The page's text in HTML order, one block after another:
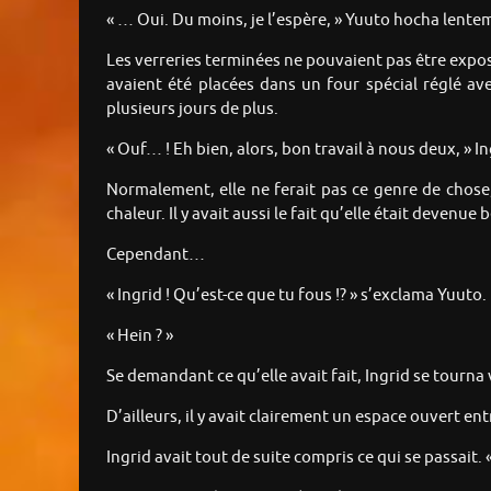
« … Oui. Du moins, je l’espère, » Yuuto hocha
Les verreries terminées ne pouvaient pas être
avaient été placées dans un four spécial réglé
plusieurs jours de plus.
« Ouf… ! Eh bien, alors, bon travail à nous deux, »
Normalement, elle ne ferait pas ce genre de
chaleur. Il y avait aussi le fait qu’elle était devenue
Cependant…
« Ingrid ! Qu’est-ce que tu fous !? » s’exclama Yuuto.
« Hein ? »
Se demandant ce qu’elle avait fait, Ingrid se
D’ailleurs, il y avait clairement un espace ouvert
Ingrid avait tout de suite compris ce qui se passait. «